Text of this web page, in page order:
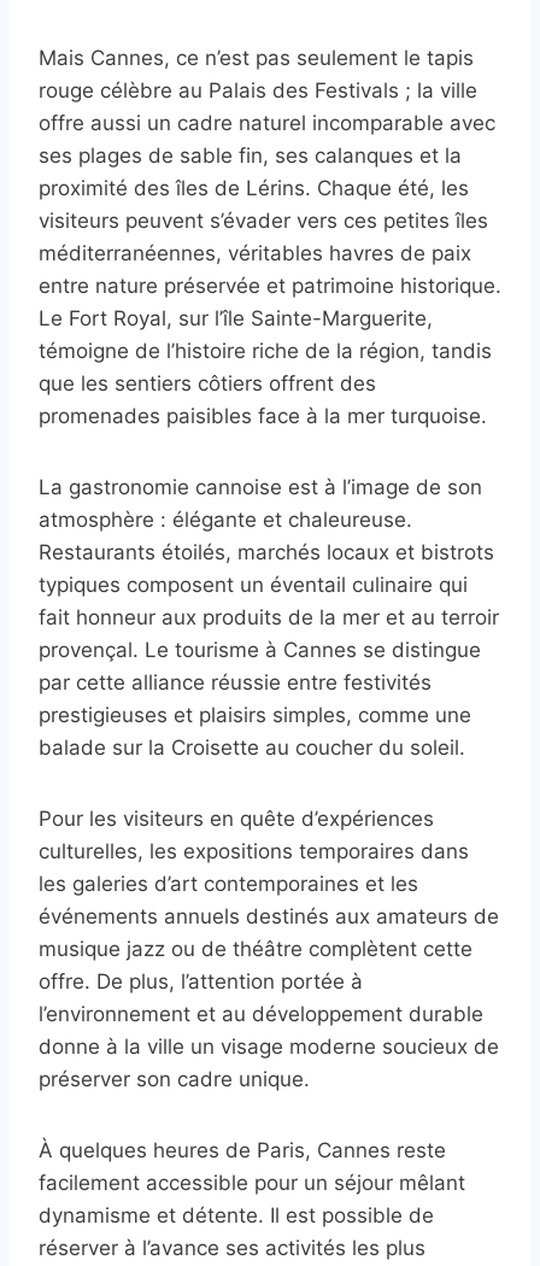
Mais Cannes, ce n’est pas seulement le tapis
rouge célèbre au Palais des Festivals ; la ville
offre aussi un cadre naturel incomparable avec
ses plages de sable fin, ses calanques et la
proximité des îles de Lérins. Chaque été, les
visiteurs peuvent s’évader vers ces petites îles
méditerranéennes, véritables havres de paix
entre nature préservée et patrimoine historique.
Le Fort Royal, sur l’île Sainte-Marguerite,
témoigne de l’histoire riche de la région, tandis
que les sentiers côtiers offrent des
promenades paisibles face à la mer turquoise.
La gastronomie cannoise est à l’image de son
atmosphère : élégante et chaleureuse.
Restaurants étoilés, marchés locaux et bistrots
typiques composent un éventail culinaire qui
fait honneur aux produits de la mer et au terroir
provençal. Le tourisme à Cannes se distingue
par cette alliance réussie entre festivités
prestigieuses et plaisirs simples, comme une
balade sur la Croisette au coucher du soleil.
Pour les visiteurs en quête d’expériences
culturelles, les expositions temporaires dans
les galeries d’art contemporaines et les
événements annuels destinés aux amateurs de
musique jazz ou de théâtre complètent cette
offre. De plus, l’attention portée à
l’environnement et au développement durable
donne à la ville un visage moderne soucieux de
préserver son cadre unique.
À quelques heures de Paris, Cannes reste
facilement accessible pour un séjour mêlant
dynamisme et détente. Il est possible de
réserver à l’avance ses activités les plus